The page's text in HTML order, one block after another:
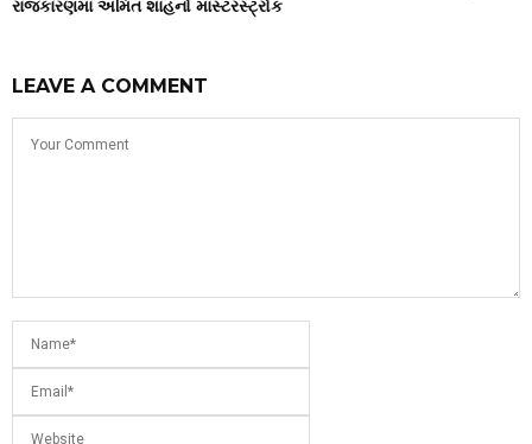
રાજકારણમાં અમિત શાહનો માસ્ટરસ્ટ્રોક
LEAVE A COMMENT